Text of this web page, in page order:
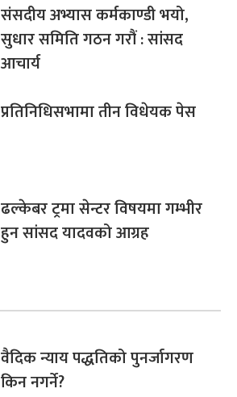
संसदीय अभ्यास कर्मकाण्डी भयो,
सुधार समिति गठन गरौं : सांसद
आचार्य
प्रतिनिधिसभामा तीन विधेयक पेस
ढल्केबर ट्रमा सेन्टर विषयमा गम्भीर
हुन सांसद यादवको आग्रह
वैदिक न्याय पद्धतिको पुनर्जागरण
किन नगर्ने?